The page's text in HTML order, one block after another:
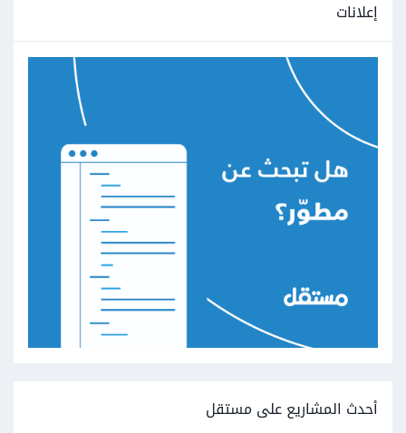
إعلانات
أحدث المشاريع على مستقل